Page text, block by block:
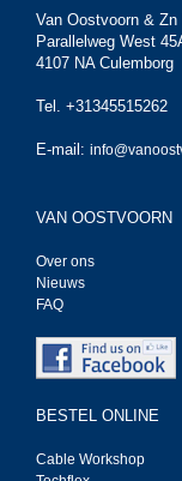
Van Oostvoorn & Zn
Parallelweg West
4107 NA Culemborg
Tel. +31345515262
E-mail:
VAN OOSTVOORN
Over ons
Nieuws
FAQ
BESTEL ONLINE
Cable Workshop